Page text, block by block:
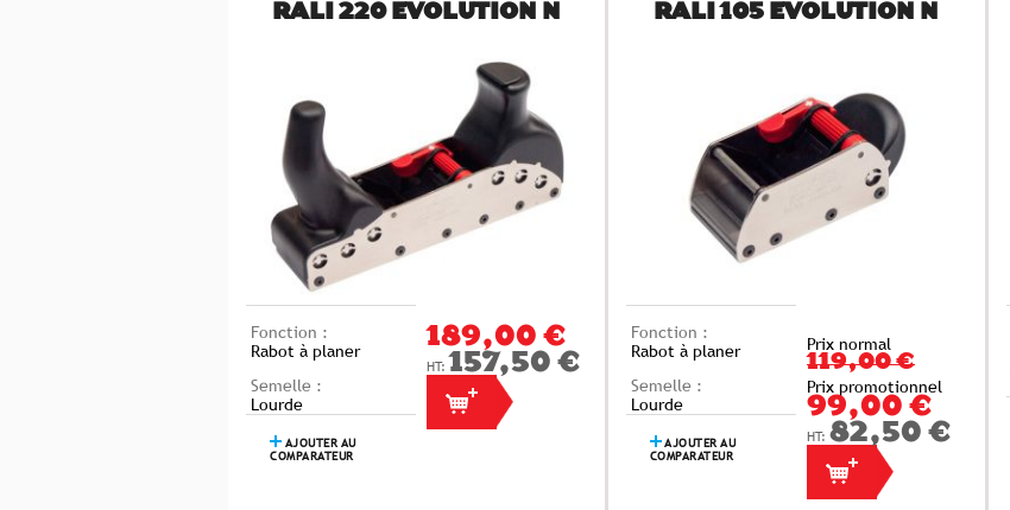
RALI 220 EVOLUTION N
Fonction :
Rabot à planer
Semelle :
Lourde
AJOUTER AU
COMPARATEUR
189,00 €
157,50 €
RALI 105 EVOLUTION N
Fonction :
Rabot à planer
Semelle :
Lourde
AJOUTER AU
COMPARATEUR
Prix normal
119,00 €
Prix promotionnel
99,00 €
82,50 €